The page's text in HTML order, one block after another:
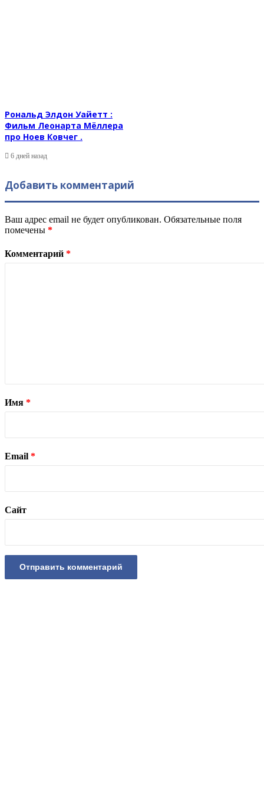
Рональд Элдон Уайетт :
Фильм Леонарта Мёллера
про Ноев Ковчег .
6 дней назад
Добавить комментарий
Ваш адрес email не будет опубликован. Обязательные поля
помечены *
Комментарий *
Имя *
Email *
Сайт